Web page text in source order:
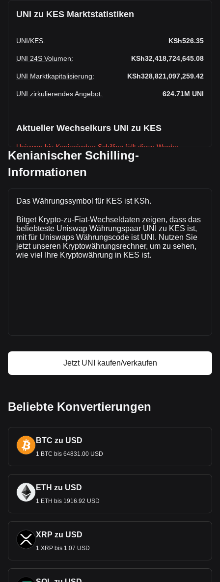
UNI zu KES Marktstatistiken
UNI/KES: KSh526.35
UNI 24S Volumen: KSh32,418,724,645.08
UNI Marktkapitalisierung: KSh328,821,097,259.42
UNI zirkulierendes Angebot: 624.71M UNI
Aktueller Wechselkurs UNI zu KES
Uniswap bis Kenianischer Schilling fällt diese Woche.
Der aktuelle Marktkurs von Uniswapbeträgt KSh526.35 pro
UNI, bei einer Gesamtmarktkapitalisierung
Handelsvolumen von Uniswap hat sich in den letzten 24
Am vorherigen Handelstag lag das Handelsvolumen von
UNI bei KSh31,669,023,843.63.
Mehr Informationen über Uniswap auf Bitget
Kenianischer Schilling-
Informationen
Das Währungssymbol für KES ist KSh.
Bitget Krypto-zu-Fiat-Wechseldaten zeigen, dass das
beliebteste Uniswap Währungspaar UNI zu KES ist,
mit für Uniswaps Währungscode ist UNI. Nutzen Sie
jetzt unseren Kryptowährungsrechner, um zu sehen,
wie viel Ihre Kryptowährung in KES ist.
Jetzt UNI kaufen/verkaufen
Beliebte Konvertierungen
BTC zu USD
1 BTC bis 64831.00 USD
ETH zu USD
1 ETH bis 1916.92 USD
XRP zu USD
1 XRP bis 1.07 USD